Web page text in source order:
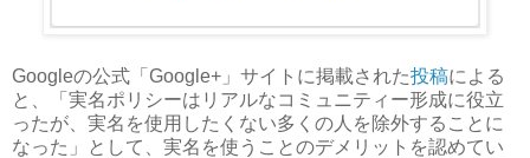
Googleの公式「Google+」サイトに掲載された投稿による
と、「実名ポリシーはリアルなコミュニティー形成に役立
ったが、実名を使用したくない多くの人を除外することに
なった」として、実名を使うことのデメリットを認めてい